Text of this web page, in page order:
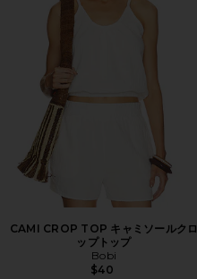
CAMI CROP TOP キャミソールクロ
ップトップ
Bobi
$40